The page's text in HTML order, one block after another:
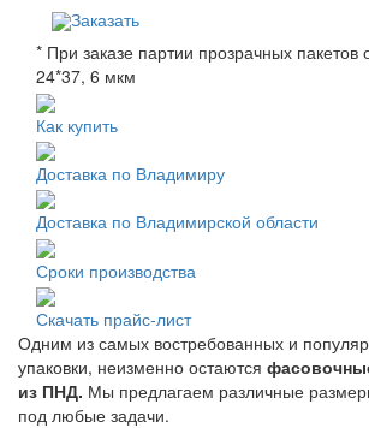
Заказать
* При заказе партии прозрачных пакетов
24*37, 6 мкм
Как купить
Доставка по Владимиру
Доставка по Владимирской области
Сроки производства
Скачать прайс-лист
Одним из самых востребованных и
упаковки, неизменно остаются
из ПНД. Мы предлагаем различные
под любые задачи.